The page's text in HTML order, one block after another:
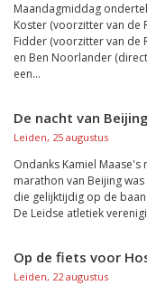
Maandagmiddag
Koster (voorzitter van de
Fidder (voorzitter van de
en Ben Noorlander
een...
De nacht van
Leiden, 25 augustus
Ondanks Kamiel
marathon van Beijing
die gelijktijdig op de
De Leidse atletiek
Op de fiets voor
Leiden, 22 augustus